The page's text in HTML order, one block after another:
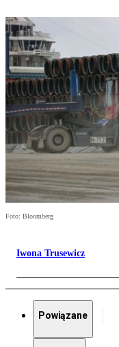
Foto: Bloomberg
Iwona Trusewicz
Powiązane